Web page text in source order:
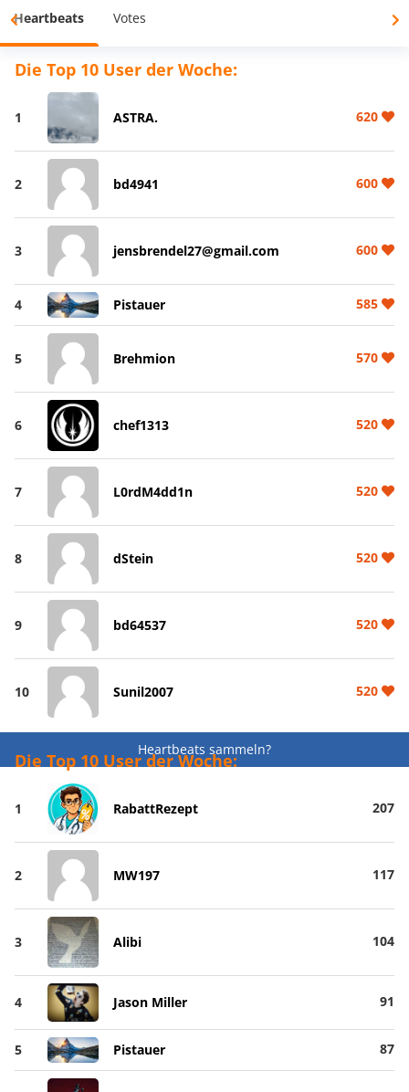
Heartbeats Votes
Die Top 10 User der Woche:
1 ASTRA. 620
2 bd4941 600
3 jensbrendel27@gmail.com 600
4 Pistauer 585
5 Brehmion 570
6 chef1313 520
7 L0rdM4dd1n 520
8 dStein 520
9 bd64537 520
10 Sunil2007 520
Heartbeats sammeln?
Die Top 10 User der Woche:
1 RabattRezept 207
2 MW197 117
3 Alibi 104
4 Jason Miller 91
5 Pistauer 87